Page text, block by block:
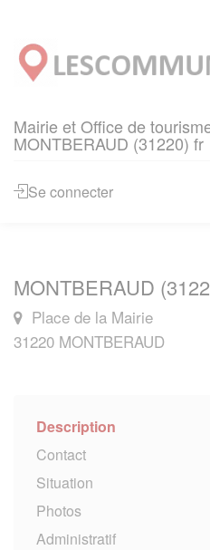
Mairie et Office de
MONTBERAUD (31220) fr
Se connecter
MONTBERAUD
Place de la Mairie
31220 MONTBERAUD
Description
Contact
Situation
Photos
Administratif